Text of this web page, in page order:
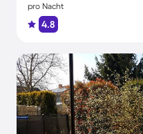
pro Nacht
4.8